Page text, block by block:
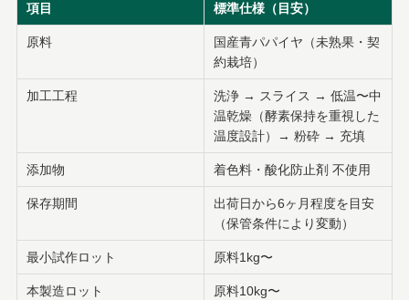
項目 標準仕様（目安）
原料
国産青パパイヤ（未熟果・契
約栽培）
加工工程
洗浄 → スライス → 低温〜中
温乾燥（酵素保持を重視した
温度設計）→ 粉砕 → 充填
添加物 着色料・酸化防止剤 不使用
保存期間
出荷日から6ヶ月程度を目安
（保管条件により変動）
最小試作ロット 原料1kg〜
本製造ロット 原料10kg〜